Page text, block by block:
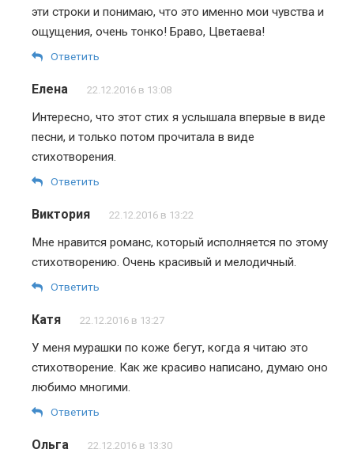
эти строки и понимаю, что это именно мои чувства и
ощущения, очень тонко! Браво, Цветаева!
Ответить
Елена 22.12.2016 в 13:08
Интересно, что этот стих я услышала впервые в виде
песни, и только потом прочитала в виде
стихотворения.
Ответить
Виктория 22.12.2016 в 13:22
Мне нравится романс, который исполняется по этому
стихотворению. Очень красивый и мелодичный.
Ответить
Катя 22.12.2016 в 13:27
У меня мурашки по коже бегут, когда я читаю это
стихотворение. Как же красиво написано, думаю оно
любимо многими.
Ответить
Ольга 22.12.2016 в 13:30